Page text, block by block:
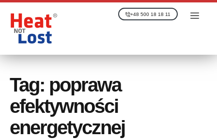
+48 500 18 18 11
Tag: poprawa
efektywności
energetycznej